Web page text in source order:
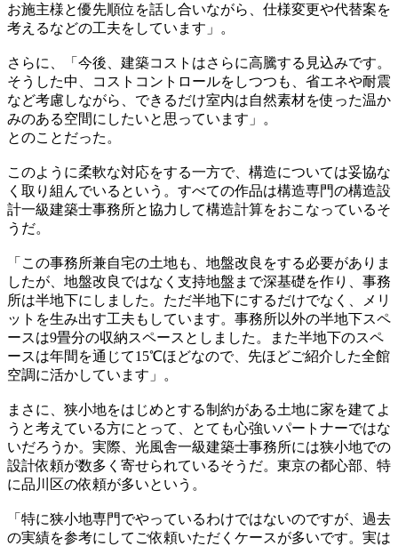
お施主様と優先順位を話し合いながら、仕様変更や代替案を
考えるなどの工夫をしています」。
さらに、「今後、建築コストはさらに高騰する見込みです。
そうした中、コストコントロールをしつつも、省エネや耐震
など考慮しながら、できるだけ室内は自然素材を使った温か
みのある空間にしたいと思っています」。
とのことだった。
このように柔軟な対応をする一方で、構造については妥協な
く取り組んでいるという。すべての作品は構造専門の構造設
計一級建築士事務所と協力して構造計算をおこなっているそ
うだ。
「この事務所兼自宅の土地も、地盤改良をする必要がありま
したが、地盤改良ではなく支持地盤まで深基礎を作り、事務
所は半地下にしました。ただ半地下にするだけでなく、メリ
ットを生み出す工夫もしています。事務所以外の半地下スペ
ースは9畳分の収納スペースとしました。また半地下のスペ
ースは年間を通じて15℃ほどなので、先ほどご紹介した全館
空調に活かしています」。
まさに、狭小地をはじめとする制約がある土地に家を建てよ
うと考えている方にとって、とても心強いパートナーではな
いだろうか。実際、光風舎一級建築士事務所には狭小地での
設計依頼が数多く寄せられているそうだ。東京の都心部、特
に品川区の依頼が多いという。
「特に狭小地専門でやっているわけではないのですが、過去
の実績を参考にしてご依頼いただくケースが多いです。実は